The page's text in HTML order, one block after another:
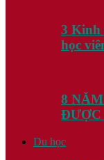
3 Kinh
học
8
Du học